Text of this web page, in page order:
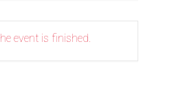
event is finished.